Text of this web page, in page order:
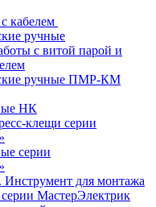
кабелем
ручные
с витой парой и
ручные ПМР-КМ
НК
клещи серии
серии
для монтажа
МастерЭлектрик